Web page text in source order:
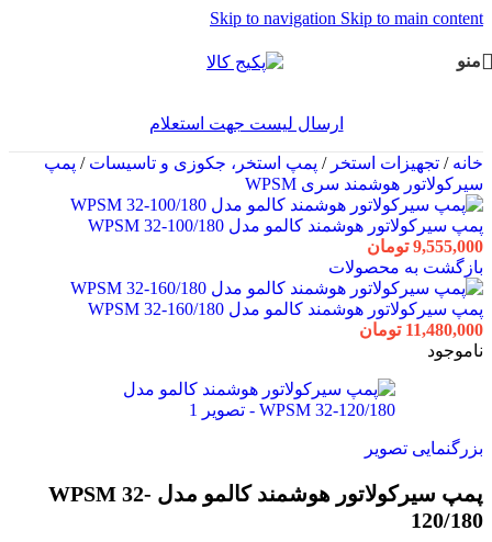
Skip to navigation Skip to main content
منو
ارسال لیست جهت استعلام
خانه/ تجهیزات استخر/ پمپ استخر، جکوزی و تاسیسات/ پمپ
سیرکولاتور هوشمند سری WPSM
پمپ سیرکولاتور هوشمند کالمو مدل WPSM 32-100/180
9,555,000 تومان
بازگشت به محصولات
پمپ سیرکولاتور هوشمند کالمو مدل WPSM 32-160/180
11,480,000 تومان
ناموجود
بزرگنمایی تصویر
پمپ سیرکولاتور هوشمند کالمو مدل WPSM 32-
120/180